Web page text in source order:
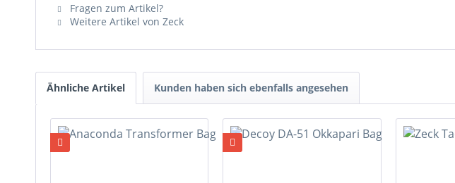
Fragen zum Artikel?
Weitere Artikel von Zeck
Ähnliche Artikel Kunden haben sich ebenfalls angesehen